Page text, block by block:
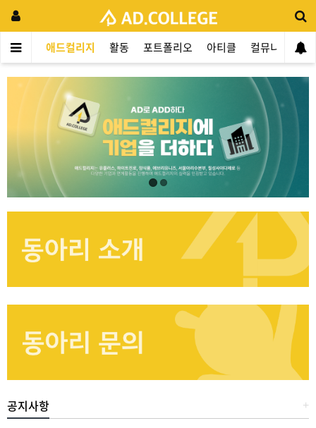
애드컬리지 활동 포트폴리오 아티클 컬뮤니티
+
공지사항